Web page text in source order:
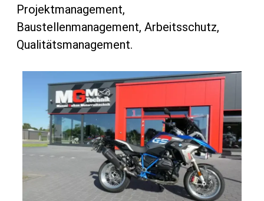
Projektmanagement,
Baustellenmanagement, Arbeitsschutz,
Qualitätsmanagement.